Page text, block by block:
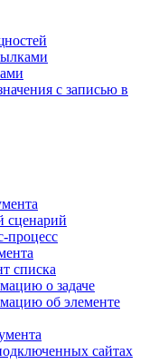
с записью в
сценарий
процесс
списка
о задаче
об элементе
сайтах